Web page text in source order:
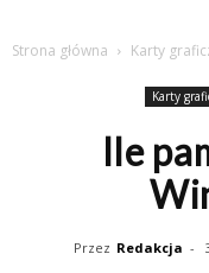
Strona główna Karty
Karty
Ile
Przez Redakcja -